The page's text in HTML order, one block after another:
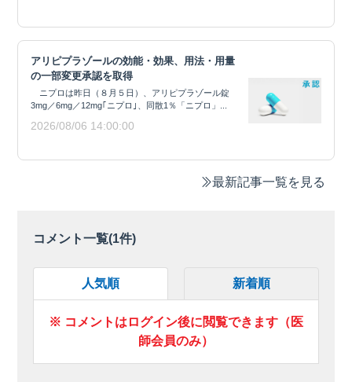
アリピプラゾールの効能・効果、用法・用量
の一部変更承認を取得
ニプロは昨日（８月５日）、アリピプラゾール錠
3mg／6mg／12mg｢ニプロ｣、同散1％「ニプロ」...
2026/08/06 14:00:00
最新記事一覧を見る
コメント一覧(1件)
人気順 新着順
※ コメントはログイン後に閲覧できます（医
師会員のみ）